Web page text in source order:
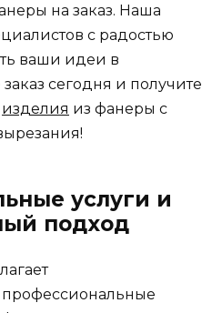
на заказ. Наша
с радостью
ваши идеи в
сегодня и получите
изделия из фанеры с
услуги и
подход